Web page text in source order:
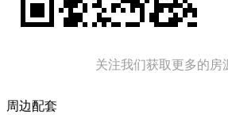
关注我们获取更多的房
周边配套